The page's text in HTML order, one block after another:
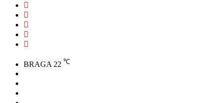
BRAGA 22 ℃